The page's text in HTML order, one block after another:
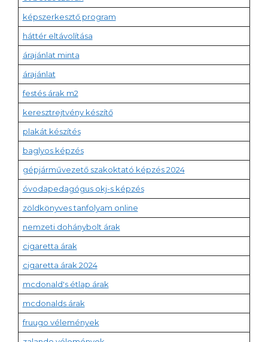
képszerkesztő program
háttér eltávolítása
árajánlat minta
árajánlat
festés árak m2
keresztrejtvény készítő
plakát készítés
baglyos képzés
gépjárművezető szakoktató képzés 2024
óvodapedagógus okj-s képzés
zöldkönyves tanfolyam online
nemzeti dohánybolt árak
cigaretta árak
cigaretta árak 2024
mcdonald's étlap árak
mcdonalds árak
fruugo vélemények